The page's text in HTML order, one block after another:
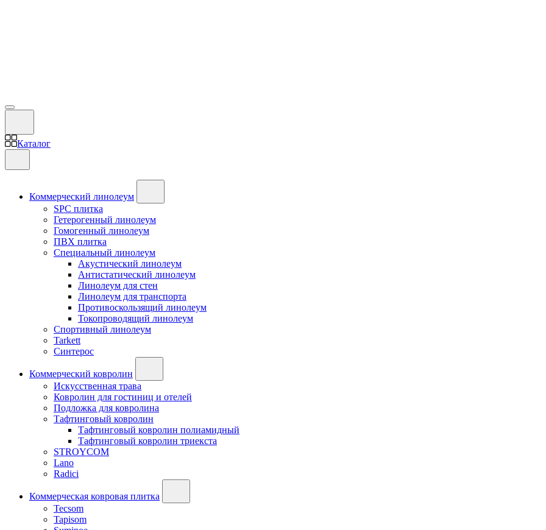
Каталог
Коммерческий линолеум
SPC плитка
Гетерогенный линолеум
Гомогенный линолеум
ПВХ плитка
Специальный линолеум
Акустический линолеум
Антистатический линолеум
Линолеум для стен
Линолеум для транспорта
Противоскользящий линолеум
Токопроводящий линолеум
Спортивный линолеум
Tarkett
Синтерос
Коммерческий ковролин
Искусственная трава
Ковролин для гостиниц и отелей
Подложка для ковролина
Тафтинговый ковролин
Тафтинговый ковролин полиамидный
Тафтинговый ковролин триекста
STROYCOM
Lano
Radici
Коммерческая ковровая плитка
Tecsom
Tapisom